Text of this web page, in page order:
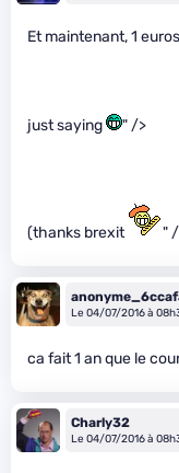
Et maintenant, 1
just saying " />
(thanks brexit "
Le 04/07/2016 à
ca fait 1 an que le
Charly32
Le 04/07/2016 à